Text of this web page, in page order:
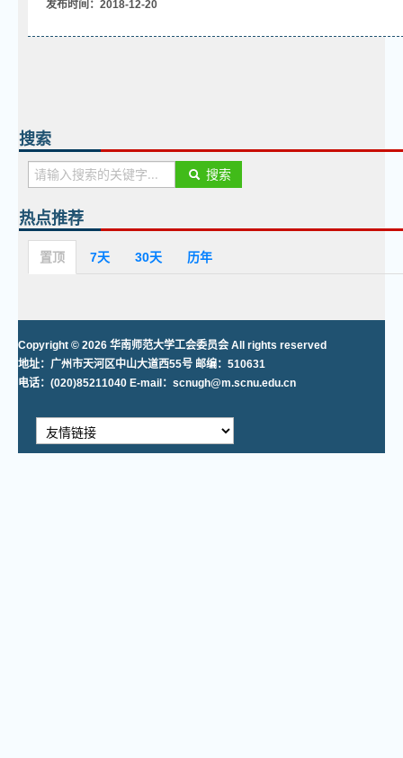
发布时间：2018-12-20
搜索
搜索
热点推荐
置顶 7天 30天 历年
Copyright © 2026 华南师范大学工会委员会 All rights reserved
地址：广州市天河区中山大道西55号 邮编：510631
电话：(020)85211040 E-mail：scnugh@m.scnu.edu.cn